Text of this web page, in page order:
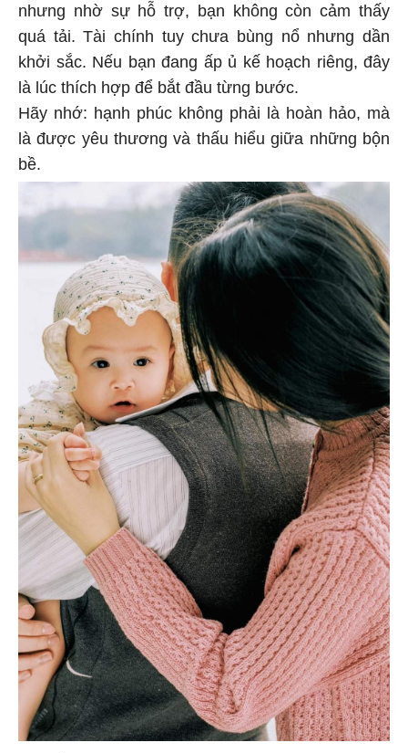
nhưng nhờ sự hỗ trợ, bạn không còn cảm thấy
quá tải. Tài chính tuy chưa bùng nổ nhưng dần
khởi sắc. Nếu bạn đang ấp ủ kế hoạch riêng, đây
là lúc thích hợp để bắt đầu từng bước.
Hãy nhớ: hạnh phúc không phải là hoàn hảo, mà
là được yêu thương và thấu hiểu giữa những bộn
bề.